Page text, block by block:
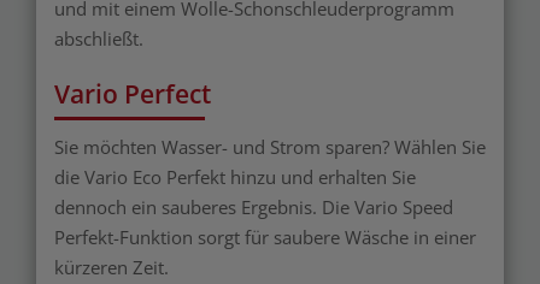
und mit einem Wolle-Schonschleuderprogramm
abschließt.
Vario Perfect
Sie möchten Wasser- und Strom sparen? Wählen Sie
die Vario Eco Perfekt hinzu und erhalten Sie
dennoch ein sauberes Ergebnis. Die Vario Speed
Perfekt-Funktion sorgt für saubere Wäsche in einer
kürzeren Zeit.